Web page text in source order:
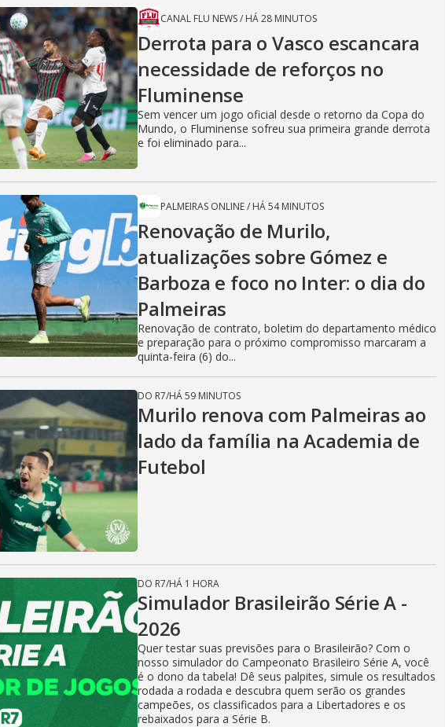
CANAL FLU NEWS/ HÁ 28 MINUTOS
Derrota para o Vasco escancara
necessidade de reforços no
Fluminense
Sem vencer um jogo oficial desde o retorno da Copa do
Mundo, o Fluminense sofreu sua primeira grande derrota
e foi eliminado para...
PALMEIRAS ONLINE/ HÁ 54 MINUTOS
Renovação de Murilo,
atualizações sobre Gómez e
Barboza e foco no Inter: o dia do
Palmeiras
Renovação de contrato, boletim do departamento médico
e preparação para o próximo compromisso marcaram a
quinta-feira (6) do...
DO R7/HÁ 59 MINUTOS
Murilo renova com Palmeiras ao
lado da família na Academia de
Futebol
DO R7/HÁ 1 HORA
Simulador Brasileirão Série A -
2026
Quer testar suas previsões para o Brasileirão? Com o
nosso simulador do Campeonato Brasileiro Série A, você
é o dono da tabela! Dê seus palpites, simule os resultados
rodada a rodada e descubra quem serão os grandes
campeões, os classificados para a Libertadores e os
rebaixados para a Série B.